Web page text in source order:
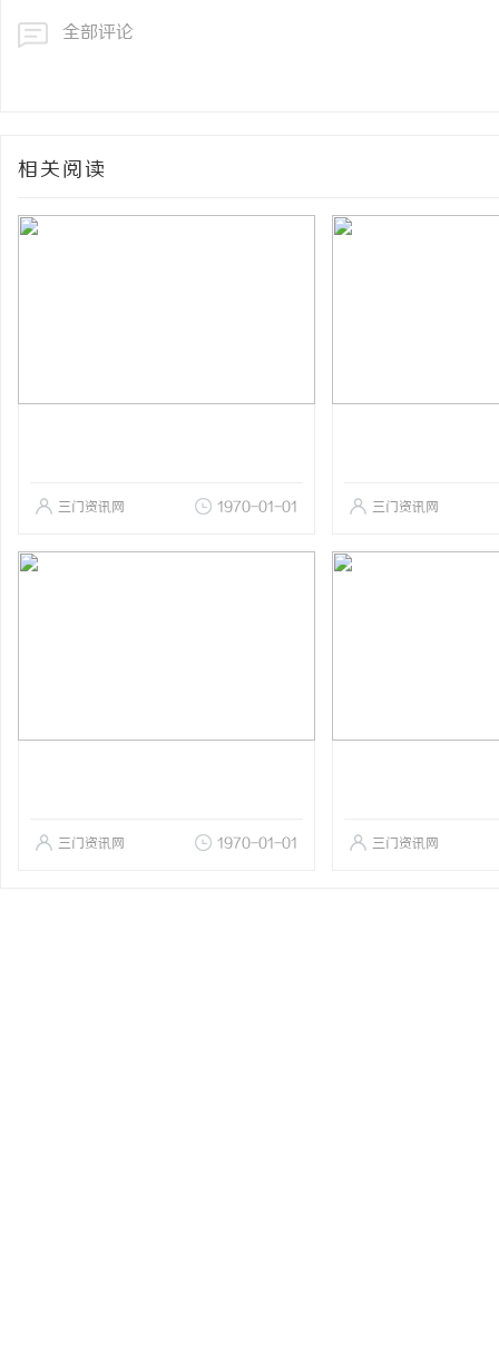
全部评论
相关阅读
三门资讯网 1970-01-01 三门资讯网
三门资讯网 1970-01-01 三门资讯网